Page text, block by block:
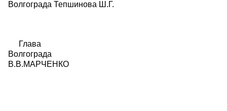
Волгограда Тепшинова Ш.Г.
Глава
Волгограда
В.В.МАРЧЕНКО